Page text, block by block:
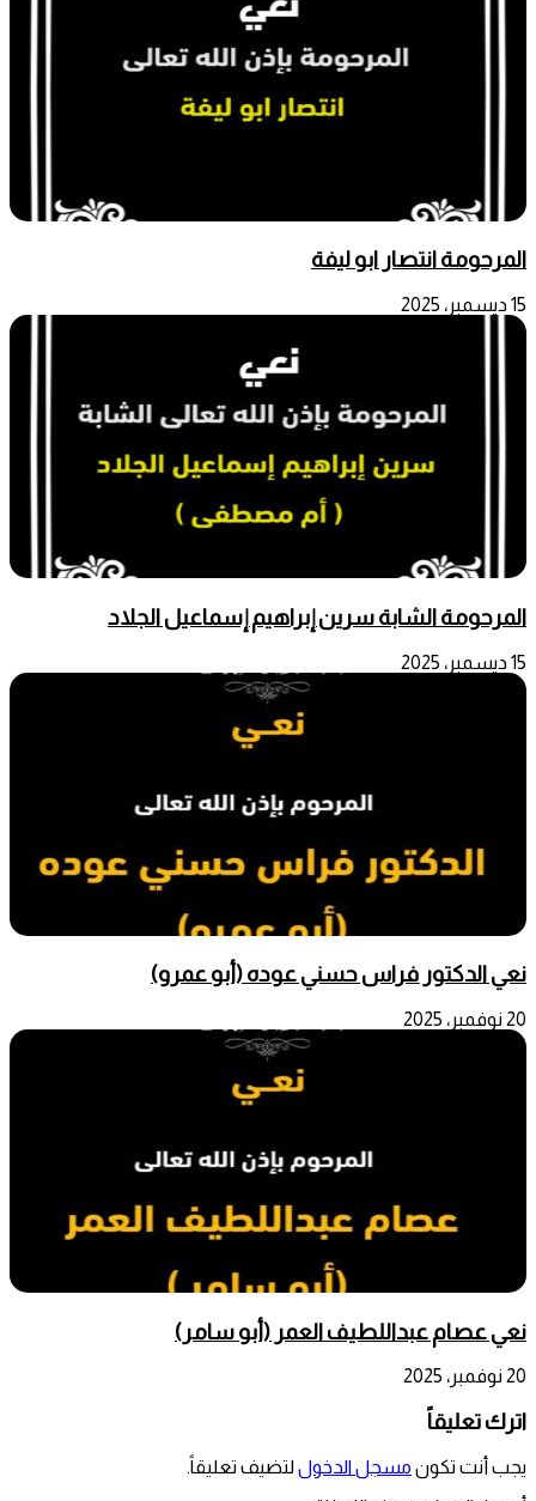
المرحومة انتصار ابو ليفة
15 ديسمبر، 2025
المرحومة الشابة سرين إبراهيم إسماعيل الجلاد
15 ديسمبر، 2025
نعي الدكتور فراس حسني عوده (أبو عمرو)
20 نوفمبر، 2025
نعي عصام عبداللطيف العمر (أبو سامر)
20 نوفمبر، 2025
اترك تعليقاً
يجب أنت تكون مسجل الدخوللتضيف تعليقاً.